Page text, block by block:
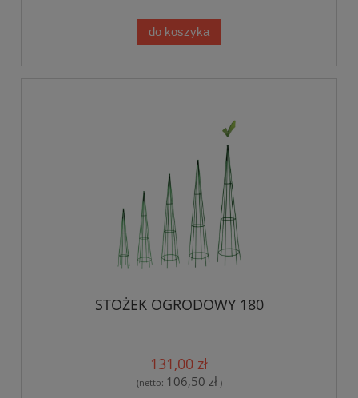
do koszyka
STOŻEK OGRODOWY 180
131,00 zł
(netto: 106,50 zł)